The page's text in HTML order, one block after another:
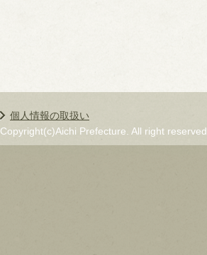
個人情報の取扱い
Copyright(c)Aichi Prefecture. All right reserved.